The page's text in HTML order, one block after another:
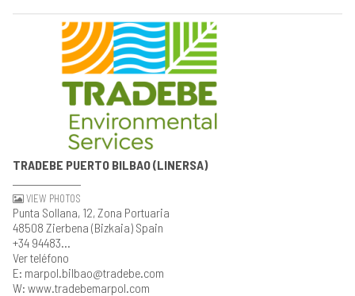
TRADEBE PUERTO BILBAO (LINERSA)
VIEW PHOTOS
Punta Sollana, 12, Zona Portuaria
48508 Zierbena (Bizkaia) Spain
+34 94483...
Ver teléfono
E: marpol.bilbao@tradebe.com
W: www.tradebemarpol.com